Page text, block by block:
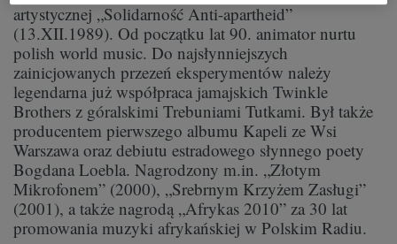
artystycznej „Solidarność Anti-apartheid”
(13.XII.1989). Od początku lat 90. animator nurtu
polish world music. Do najsłynniejszych
zainicjowanych przezeń eksperymentów należy
legendarna już współpraca jamajskich Twinkle
Brothers z góralskimi Trebuniami Tutkami. Był także
producentem pierwszego albumu Kapeli ze Wsi
Warszawa oraz debiutu estradowego słynnego poety
Bogdana Loebla. Nagrodzony m.in. „Złotym
Mikrofonem” (2000), „Srebrnym Krzyżem Zasługi”
(2001), a także nagrodą „Afrykas 2010” za 30 lat
promowania muzyki afrykańskiej w Polskim Radiu.